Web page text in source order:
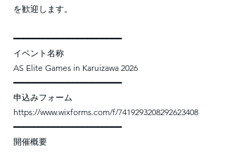
を歓迎します。
━━━━━━━━━━━━━━━━━━━━━━
イベント名称
AS Elite Games in Karuizawa 2026
━━━━━━━━━━━━━━━━━━━━━━
申込みフォーム
https://www.wixforms.com/f/7419293208292623408
━━━━━━━━━━━━━━━━━━━━━━
開催概要